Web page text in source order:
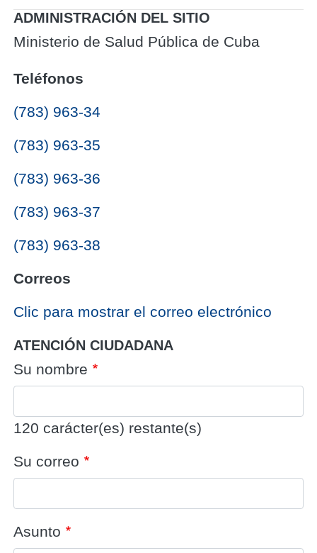
ADMINISTRACIÓN DEL SITIO
Ministerio de Salud Pública de Cuba
Teléfonos
(783) 963-34
(783) 963-35
(783) 963-36
(783) 963-37
(783) 963-38
Correos
‎Clic para mostrar el correo electrónico
ATENCIÓN CIUDADANA
Su nombre
120 carácter(es) restante(s)
Su correo
Asunto